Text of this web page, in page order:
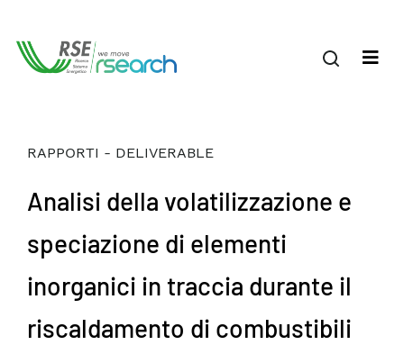
RAPPORTI - DELIVERABLE
Analisi della volatilizzazione e
speciazione di elementi
inorganici in traccia durante il
riscaldamento di combustibili